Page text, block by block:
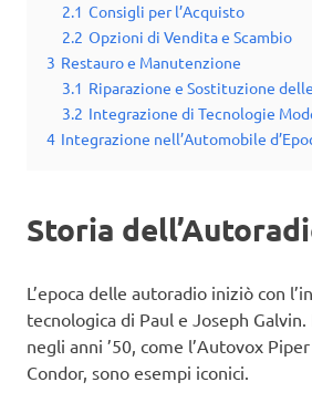
2.1 Consigli per l’Acquisto
2.2 Opzioni di Vendita e Scambio
3 Restauro e Manutenzione
3.1 Riparazione e Sostituzione
3.2 Integrazione di Tecnologie
4 Integrazione nell’Automobile
Storia
L’epoca delle autoradio iniziò con
tecnologica di Paul e Joseph
negli anni ’50, come l’Autovox
Condor, sono esempi iconici.